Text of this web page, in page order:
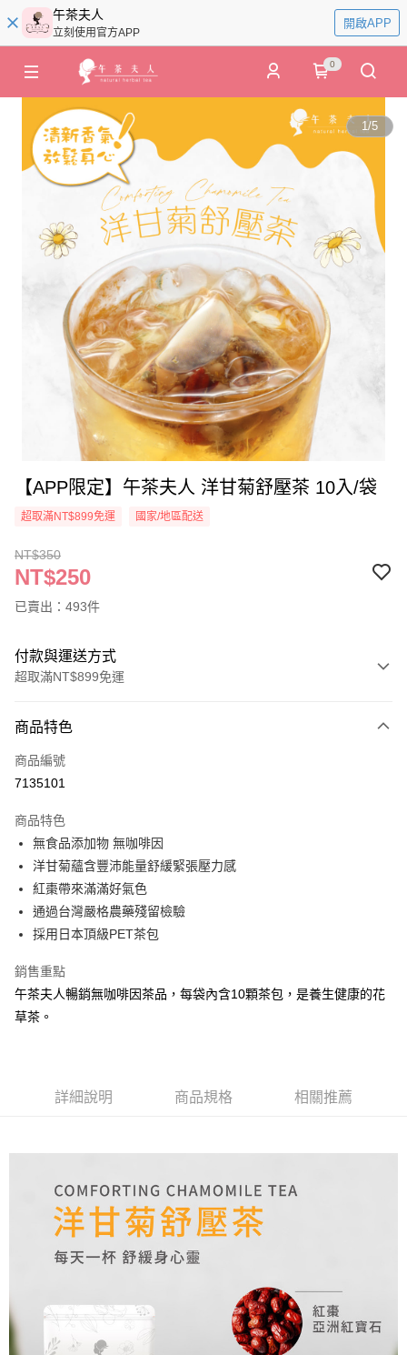
午茶夫人
立刻使用官方APP
開啟APP
0
1/5
【APP限定】午茶夫人 洋甘菊舒壓茶 10入/袋
超取滿NT$899免運 國家/地區配送
NT$350
NT$250
已賣出：493件
付款與運送方式
超取滿NT$899免運
信用卡一次付款
超商取貨付款
Apple Pay
街口支付
悠遊付
Google Pay
ATM付款
運送方式
付款後全家取貨
每筆NT$150
付款後萊爾富取貨
每筆NT$60，滿NT$899(含以上)免運費
付款後7-11取貨
商品特色
商品編號
7135101
商品特色
無食品添加物 無咖啡因
洋甘菊蘊含豐沛能量舒緩緊張壓力感
紅棗帶來滿滿好氣色
通過台灣嚴格農藥殘留檢驗
採用日本頂級PET茶包
銷售重點
午茶夫人暢銷無咖啡因茶品，每袋內含10顆茶包，是養生健康的花
草茶。
詳細說明 商品規格 相關推薦